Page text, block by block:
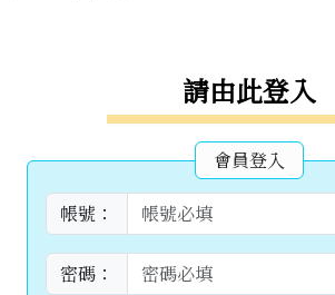
請由此登入
會員登入
帳號：
密碼：